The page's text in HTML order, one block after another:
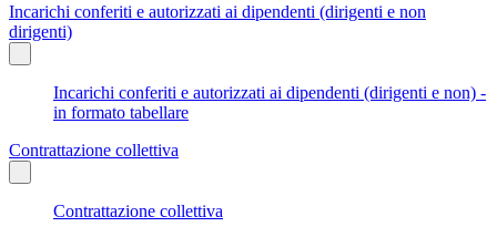
Incarichi conferiti e autorizzati ai dipendenti (dirigenti e non
dirigenti)
Incarichi conferiti e autorizzati ai dipendenti (dirigenti e non) -
in formato tabellare
Contrattazione collettiva
Contrattazione collettiva